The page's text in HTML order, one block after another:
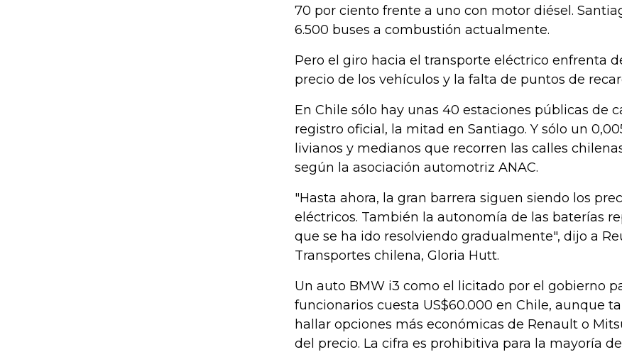
70 por ciento frente a uno con motor diésel.
6.500 buses a combustión actualmente.
Pero el giro hacia el transporte eléctrico enfrenta
precio de los vehículos y la falta de puntos de
En Chile sólo hay unas 40 estaciones públicas de
registro oficial, la mitad en Santiago. Y sólo un
livianos y medianos que recorren las calles
según la asociación automotriz ANAC.
"Hasta ahora, la gran barrera siguen siendo los
eléctricos. También la autonomía de las baterías
que se ha ido resolviendo gradualmente", dijo a
Transportes chilena, Gloria Hutt.
Un auto BMW i3 como el licitado por el gobierno
funcionarios cuesta US$60.000 en Chile, aunque
hallar opciones más económicas de Renault o
del precio. La cifra es prohibitiva para la mayoría